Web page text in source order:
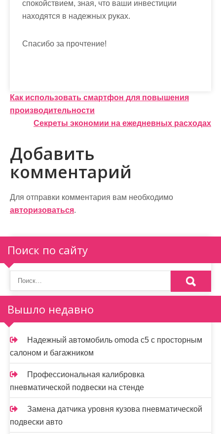
спокойствием, зная, что ваши инвестиции
находятся в надежных руках.
Спасибо за прочтение!
Навигация
по
Как использовать смартфон для повышения
производительности
Секреты экономии на ежедневных расходах
Добавить
комментарий
Для отправки комментария вам необходимо
авторизоваться.
Поиск по сайту
Вышло недавно
Надежный автомобиль omoda с5 с просторным
салоном и багажником
Профессиональная калибровка
пневматической подвески на стенде
Замена датчика уровня кузова пневматической
подвески авто